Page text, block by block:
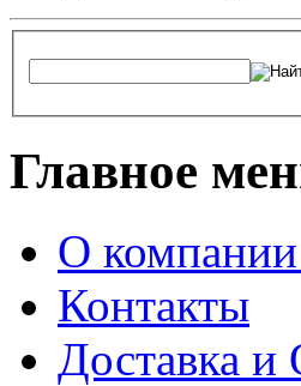
Главное
О компании
Контакты
Доставка и